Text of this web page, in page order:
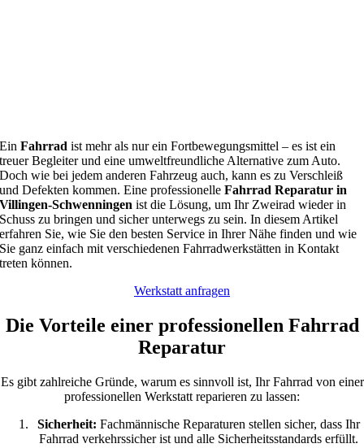
EinFahrrad ist mehr als nur ein Fortbewegungsmittel – es ist ein
treuer Begleiter und eine umweltfreundliche Alternative zum Auto.
Doch wie bei jedem anderen Fahrzeug auch, kann es zu Verschleiß
und Defekten kommen. Eine professionelleFahrrad Reparatur in
Villingen-Schwenningen ist die Lösung, um Ihr Zweirad wieder in
Schuss zu bringen und sicher unterwegs zu sein. In diesem Artikel
erfahren Sie, wie Sie den besten Service in Ihrer Nähe finden und wie
Sie ganz einfach mit verschiedenen Fahrradwerkstätten in Kontakt
treten können.
Werkstatt anfragen
Die Vorteile einer professionellen Fahrrad
Reparatur
Es gibt zahlreiche Gründe, warum es sinnvoll ist, Ihr Fahrrad von einer
professionellen Werkstatt reparieren zu lassen:
Sicherheit: Fachmännische Reparaturen stellen sicher, dass Ihr
Fahrrad verkehrssicher ist und alle Sicherheitsstandards erfüllt.